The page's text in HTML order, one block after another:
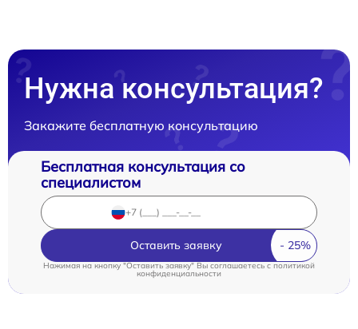
Нужна консультация?
Закажите бесплатную консультацию
Бесплатная консультация со
специалистом
Оставить заявку
Нажимая на кнопку "Оставить заявку" Вы соглашаетесь cполитикой
конфиденциальности